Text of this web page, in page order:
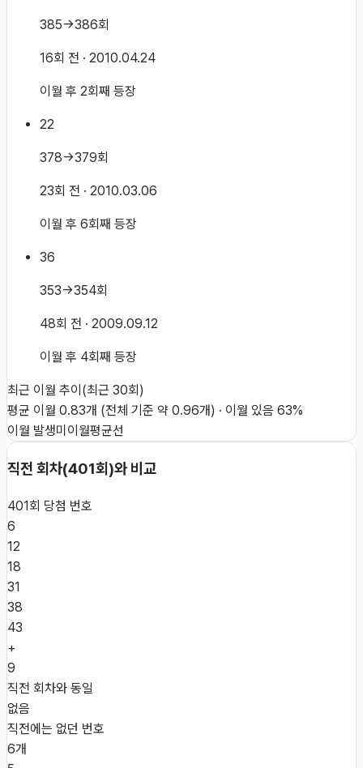
385→386회
16회 전 · 2010.04.24
이월 후 2회째 등장
22
378→379회
23회 전 · 2010.03.06
이월 후 6회째 등장
36
353→354회
48회 전 · 2009.09.12
이월 후 4회째 등장
최근 이월 추이 (최근 30회)
평균 이월 0.83개 (전체 기준 약 0.96개) · 이월 있음 63%
이월 발생미이월평균선
직전 회차(401회)와 비교
401회 당첨 번호
6
12
18
31
38
43
+
9
직전 회차와 동일
없음
직전에는 없던 번호
6개